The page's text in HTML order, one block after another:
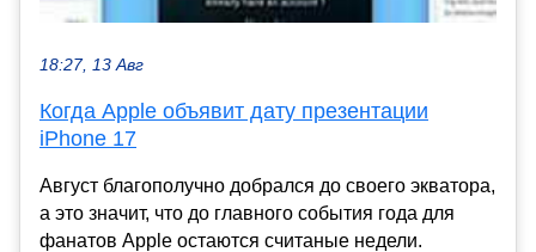
18:27, 13 Авг
Когда Apple объявит дату презентации
iPhone 17
Август благополучно добрался до своего экватора,
а это значит, что до главного события года для
фанатов Apple остаются считаные недели.